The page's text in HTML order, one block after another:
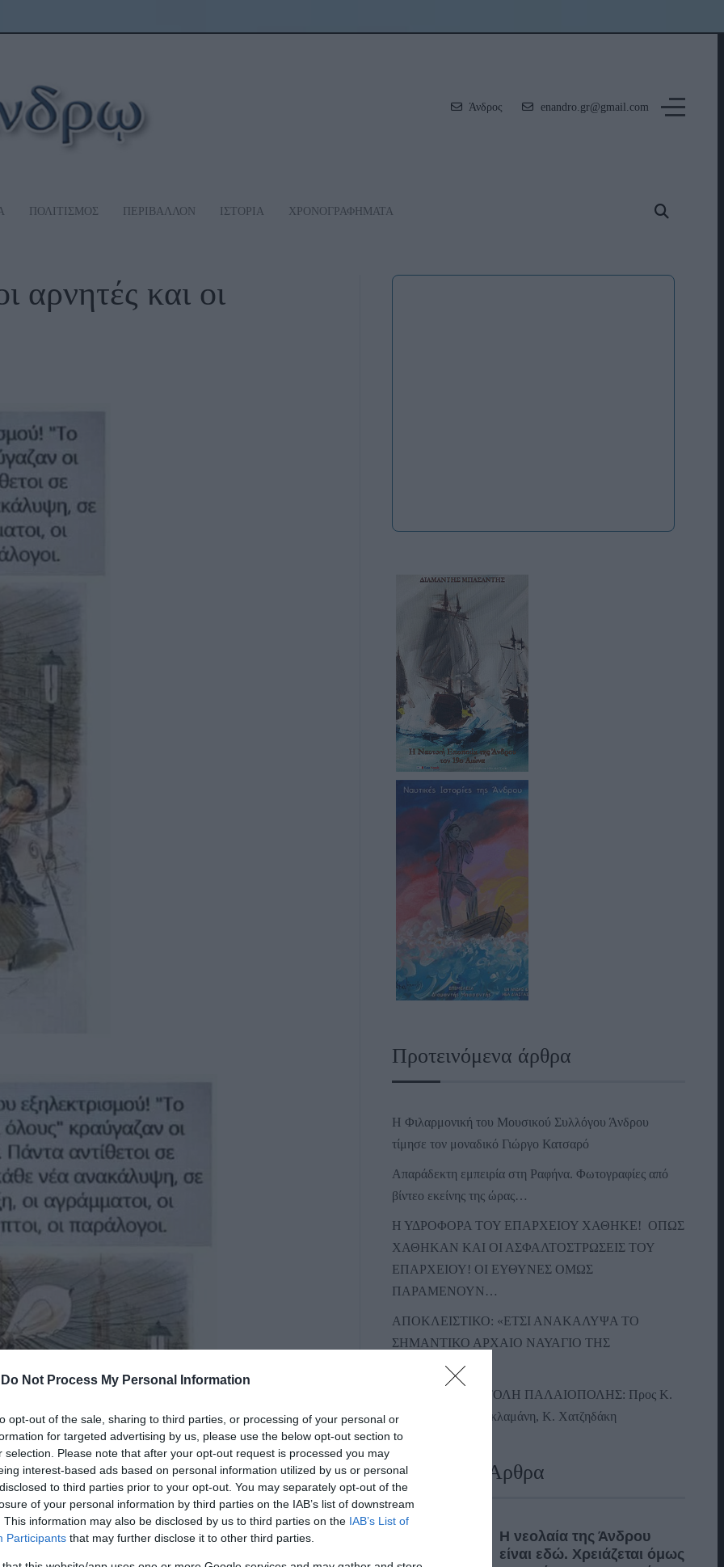
Do Not Process My Personal Information
opt-out of the sale, sharing to third parties, or processing of your personal or
for targeted advertising by us, please use the below opt-out section to
selection. Please note that after your opt-out request is processed you may
interest-based ads based on personal information utilized by us or personal
to third parties prior to your opt-out. You may separately opt-out of the
of your personal information by third parties on the IAB’s list of downstream
This information may also be disclosed by us to third parties on the IAB’s List of
Participants that may further disclose it to other third parties.
Άνδρος enandro.gr@gmail.com
ΠΟΛΙΤΙΣΜΟΣ ΠΕΡΙΒΑΛΛΟΝ ΙΣΤΟΡΙΑ ΧΡΟΝΟΓΡΑΦΗΜΑΤΑ
αρνητές και οι
Προτεινόμενα άρθρα
Η Φιλαρμονική του Μουσικού Συλλόγου Άνδρου
τίμησε τον μοναδικό Γιώργο Κατσαρό
Απαράδεκτη εμπειρία στη Ραφήνα. Φωτογραφίες από
βίντεο εκείνης της ώρας…
Η ΥΔΡΟΦΟΡΑ ΤΟΥ ΕΠΑΡΧΕΙΟΥ ΧΑΘΗΚΕ! ΟΠΩΣ
ΧΑΘΗΚΑΝ ΚΑΙ ΟΙ ΑΣΦΑΛΤΟΣΤΡΩΣΕΙΣ ΤΟΥ
ΕΠΑΡΧΕΙΟΥ! ΟΙ ΕΥΘΥΝΕΣ ΟΜΩΣ
ΠΑΡΑΜΕΝΟΥΝ…
ΑΠΟΚΛΕΙΣΤΙΚΟ: «ΕΤΣΙ ΑΝΑΚΑΛΥΨΑ ΤΟ
ΣΗΜΑΝΤΙΚΟ ΑΡΧΑΙΟ ΝΑΥΑΓΙΟ ΤΗΣ
ΑΝΔΡΟΥ!…»
ΑΝΟΙΧΤΗ ΕΠΙΣΤΟΛΗ ΠΑΛΑΙΟΠΟΛΗΣ: Προς K.
Μητσοτάκη, N. Κακλαμάνη, K. Χατζηδάκη
Πρόσφατα Άρθρα
Η νεολαία της Άνδρου
είναι εδώ. Χρειάζεται όμως